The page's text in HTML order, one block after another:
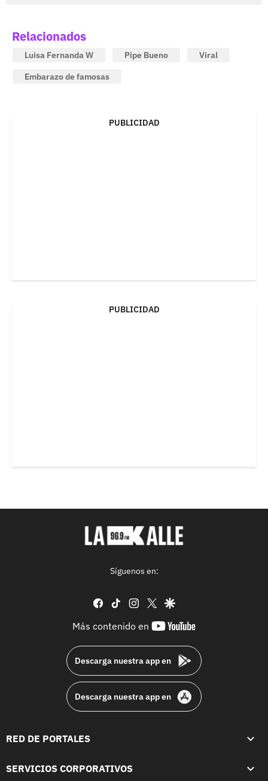
Relacionados
Luisa Fernanda W Pipe Bueno
Viral
Embarazo de famosas
PUBLICIDAD
PUBLICIDAD
Síguenos en:
facebook
tiktok instagram
twittergoogle
Más contenido en
youtube-
Descarga nuestra app en
Descarga nuestra app en
RED DE PORTALES
SERVICIOS CORPORATIVOS